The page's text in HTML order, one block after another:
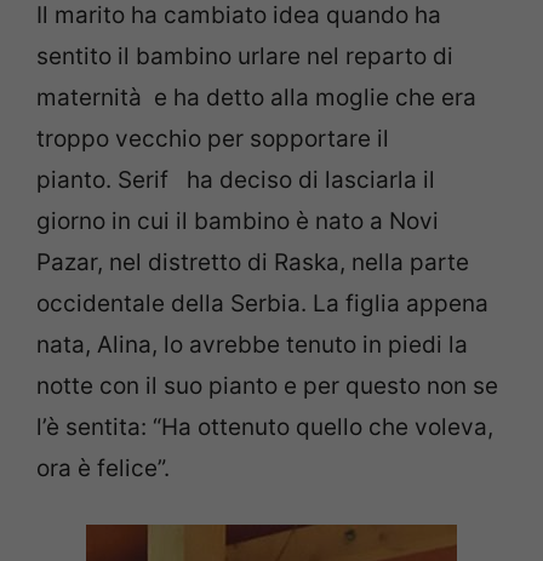
Il marito ha cambiato idea quando ha
sentito il bambino urlare nel reparto di
maternità e ha detto alla moglie che era
troppo vecchio per sopportare il
pianto. Serif ha deciso di lasciarla il
giorno in cui il bambino è nato a Novi
Pazar, nel distretto di Raska, nella parte
occidentale della Serbia. La figlia appena
nata, Alina, lo avrebbe tenuto in piedi la
notte con il suo pianto e per questo non se
l’è sentita: “Ha ottenuto quello che voleva,
ora è felice”.